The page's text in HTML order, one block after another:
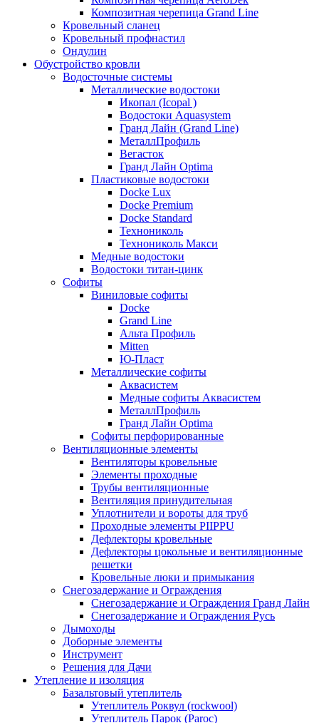
Композитная черепица Grand Line
Кровельный сланец
Кровельный профнастил
Ондулин
Обустройство кровли
Водосточные системы
Металлические водостоки
Икопал (Icopal )
Водостоки Aquasystem
Гранд Лайн (Grand Line)
МеталлПрофиль
Вегасток
Гранд Лайн Optima
Пластиковые водостоки
Docke Lux
Docke Premium
Docke Standard
Технониколь
Технониколь Макси
Медные водостоки
Водостоки титан-цинк
Софиты
Виниловые софиты
Docke
Grand Line
Альта Профиль
Mitten
Ю-Пласт
Металлические софиты
Аквасистем
Медные софиты Аквасистем
МеталлПрофиль
Гранд Лайн Optima
Софиты перфорированные
Вентиляционные элементы
Вентиляторы кровельные
Элементы проходные
Трубы вентиляционные
Вентиляция принудительная
Уплотнители и вороты для труб
Проходные элементы PIIPPU
Дефлекторы кровельные
Дефлекторы цокольные и вентиляционные
решетки
Кровельные люки и примыкания
Снегозадержание и Ограждения
Снегозадержание и Ограждения Гранд Лайн
Снегозадержание и Ограждения Русь
Дымоходы
Доборные элементы
Инструмент
Решения для Дачи
Утепление и изоляция
Базальтовый утеплитель
Утеплитель Роквул (rockwool)
Утеплитель Парок (Paroc)